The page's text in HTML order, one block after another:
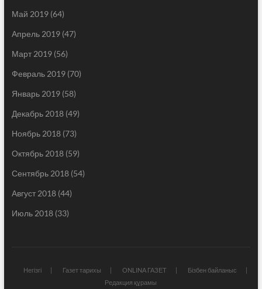
Май 2019(64)
Апрель 2019(47)
Март 2019(56)
Февраль 2019(70)
Январь 2019(58)
Декабрь 2018(49)
Ноябрь 2018(73)
Октябрь 2018(59)
Сентябрь 2018(54)
Август 2018(44)
Июль 2018(33)
Негізгі Газет тарихы ONLINA ГАЗЕТ
Бізбен байланыс
Редакция құрамы